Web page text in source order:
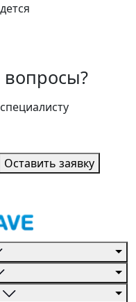
вопросы?
Оставить заявку